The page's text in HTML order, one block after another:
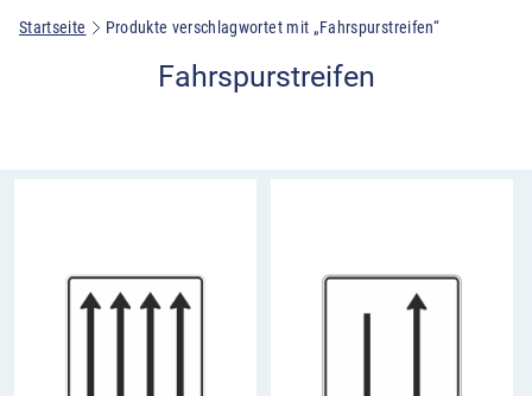
Startseite Produkte verschlagwortet mit „Fahrspurstreifen“
Fahrspurstreifen